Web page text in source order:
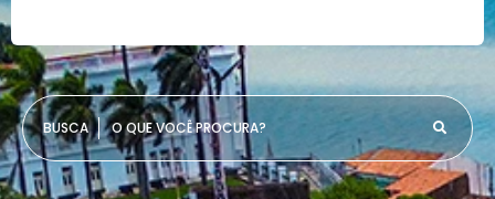
O QUE VOCÊ PROCURA?